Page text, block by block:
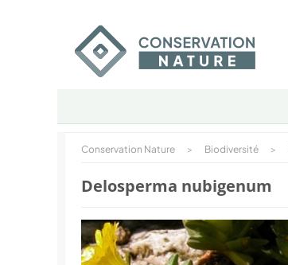
Conservation Nature > Biodiversité >
Delosperma nubigenum